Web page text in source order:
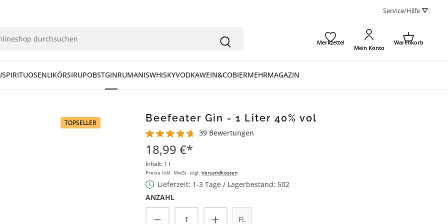
Service/Hilfe ⛛
Merkzettel
Mein Konto
Warenkorb
SPIRITUOSENLIKÖRSIRUPOBSTGINRUMANISWHISKYVODKAWEIN&COBIERMEHRMAGAZIN
TOPSELLER Beefeater Gin - 1 Liter 40% vol
Durchschnittliche Bewertung von 4.8 von 5 Sternen
39 Bewertungen
18,99 €*
Inhalt: 1 l
Preise inkl. MwSt. zzgl. Versandkosten
Lieferzeit: 1-3 Tage / Lagerbestand: 502
ANZAHL
Produkt Anzahl: Gib den gewünschten Wert ein
Fl.